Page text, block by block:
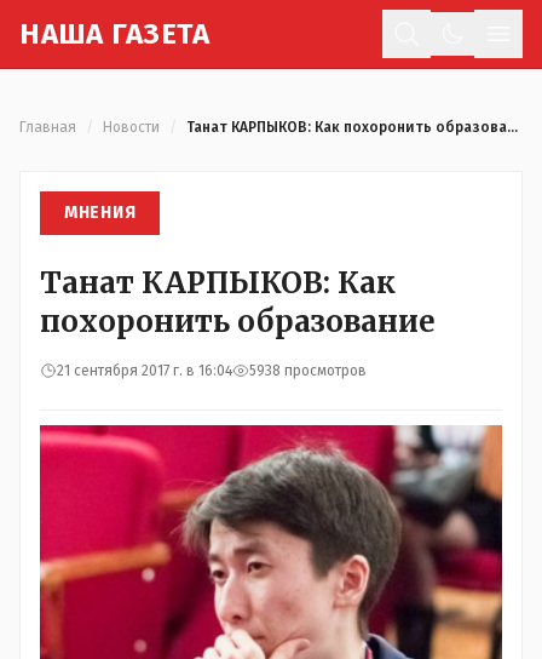
НАША ГАЗЕТА
Главная Новости Танат КАРПЫКОВ: Как похоронить образование
МНЕНИЯ
Танат КАРПЫКОВ: Как
похоронить образование
21 сентября 2017 г. в 16:04 5938 просмотров